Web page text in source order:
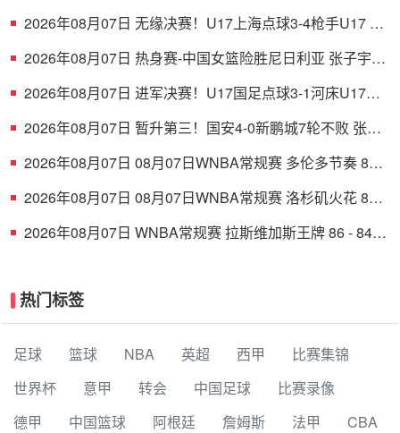
2026年08月07日 无缘决赛！U17上海点球3-4枪手U17 李
2026年08月07日 热身赛-中国女篮险胜尼日利亚 张子宇
2026年08月07日 进军决赛！U17国足点球3-1河床U17将
2026年08月07日 暂升第三！国安4-0新鹏城7轮不败 张玉
2026年08月07日 08月07日WNBA常规赛 多伦多节奏 83 -
2026年08月07日 08月07日WNBA常规赛 洛杉矶火花 89 -
2026年08月07日 WNBA常规赛 拉斯维加斯王牌 86 - 84
热门标签
足球 篮球 NBA 英超 西甲
比赛集锦
世界杯
意甲 转会 中国足球
比赛录像
德甲
中国篮球 阿根廷 詹姆斯 法甲
CBA